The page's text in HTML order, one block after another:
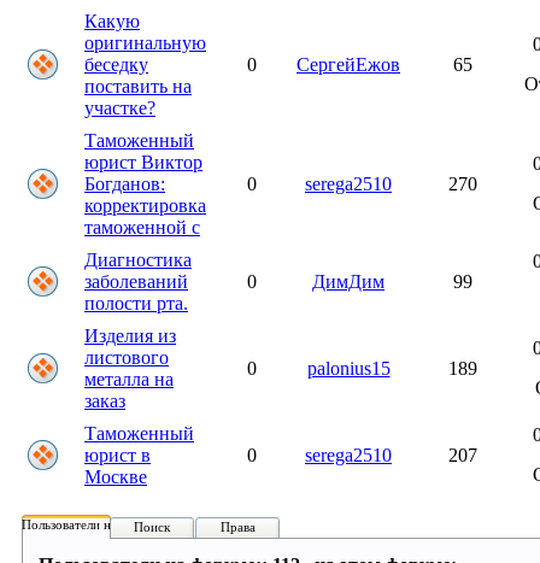
Какую
оригинальную
беседку
поставить на
участке?
0 СергейЕжов 65
Таможенный
юрист Виктор
Богданов:
корректировка
таможенной с
0 serega2510 270
Диагностика
заболеваний
полости рта.
0 ДимДим 99
Изделия из
листового
металла на
заказ
0 palonius15 189
Таможенный
юрист в
Москве
0 serega2510 207
Пользователи на форуме:
Поиск Права